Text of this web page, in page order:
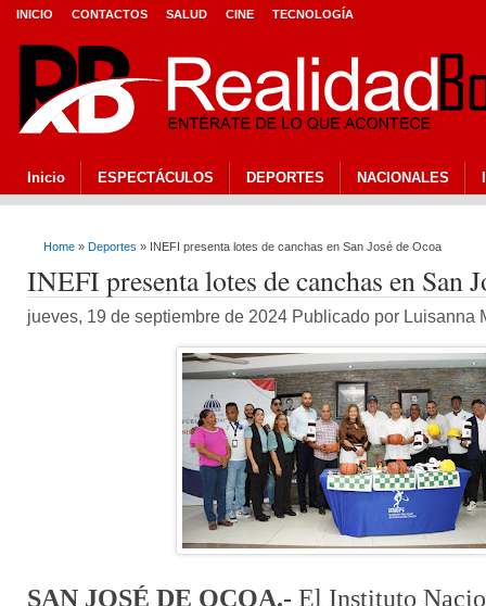
INICIO CONTACTOS SALUD CINE TECNOLOGÍA
Inicio ESPECTÁCULOS DEPORTES NACIONALES
Home » Deportes » INEFI presenta lotes de canchas en San José de Ocoa
INEFI presenta lotes de canchas en San
jueves, 19 de septiembre de 2024 Publicado por Luisanna
SAN JOSÉ DE OCOA.- El Instituto